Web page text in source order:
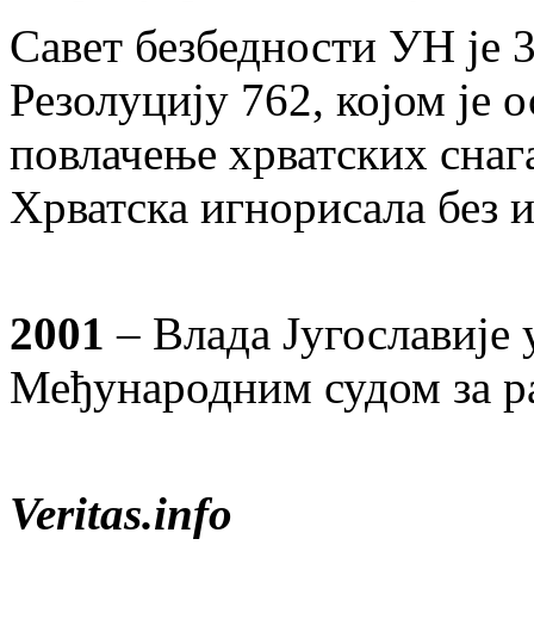
Савет безбедности УН је
Резолуцију 762, којом је
повлачење хрватских
Хрватска игнорисала без
2001 – Влада
Међународним судом за
Veritas.info